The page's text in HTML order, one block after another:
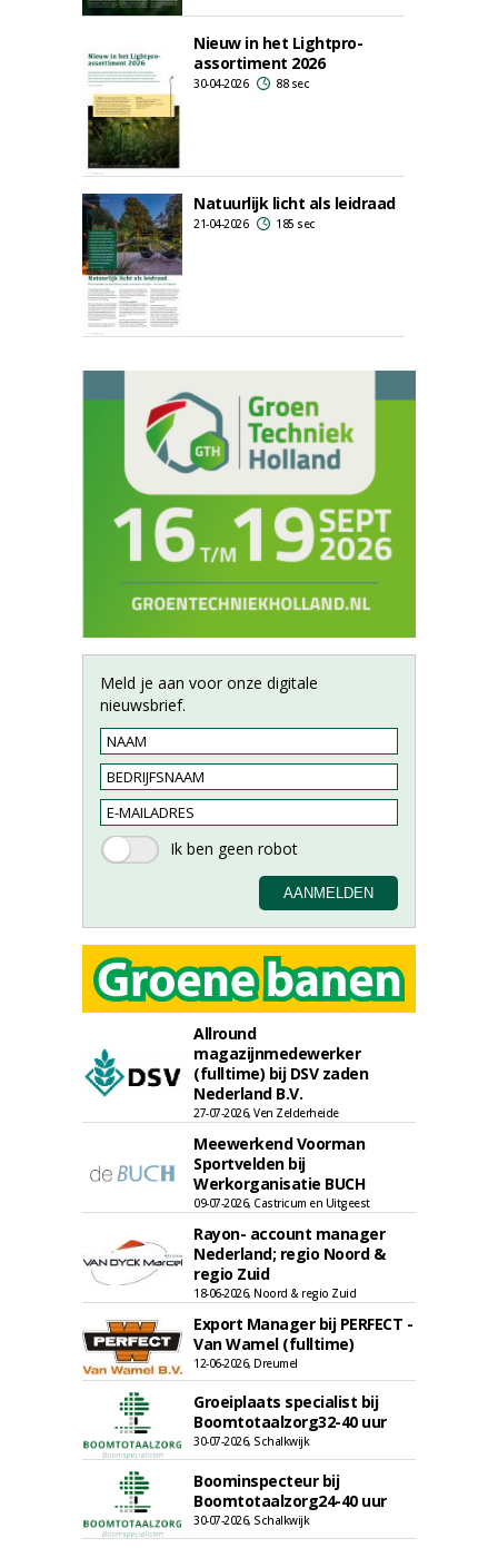
Nieuw in het Lightpro-
assortiment 2026
30-04-2026 88 sec
Natuurlijk licht als leidraad
21-04-2026 185 sec
Meld je aan voor onze digitale
nieuwsbrief.
Allround
magazijnmedewerker
(fulltime) bij DSV zaden
Nederland B.V.
27-07-2026, Ven Zelderheide
Meewerkend Voorman
Sportvelden bij
Werkorganisatie BUCH
09-07-2026, Castricum en Uitgeest
Rayon- account manager
Nederland; regio Noord &
regio Zuid
18-06-2026, Noord & regio Zuid
Export Manager bij PERFECT -
Van Wamel (fulltime)
12-06-2026, Dreumel
Groeiplaats specialist bij
Boomtotaalzorg32-40 uur
30-07-2026, Schalkwijk
Boominspecteur bij
Boomtotaalzorg24-40 uur
30-07-2026, Schalkwijk